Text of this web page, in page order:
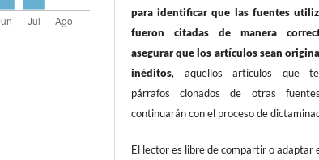
para identificar que las fuentes
fueron citadas de manera
asegurar que los artículos sean
inéditos, aquellos artículos que
párrafos clonados de otras
continuarán con el proceso de
El lector es libre de compartir o adaptar